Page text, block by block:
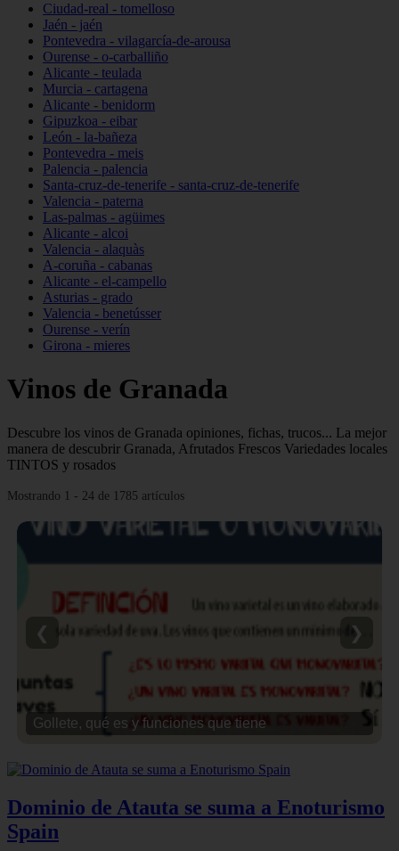
Ciudad-real - tomelloso
Jaén - jaén
Pontevedra - vilagarcía-de-arousa
Ourense - o-carballiño
Alicante - teulada
Murcia - cartagena
Alicante - benidorm
Gipuzkoa - eibar
León - la-bañeza
Pontevedra - meis
Palencia - palencia
Santa-cruz-de-tenerife - santa-cruz-de-tenerife
Valencia - paterna
Las-palmas - agüimes
Alicante - alcoi
Valencia - alaquàs
A-coruña - cabanas
Alicante - el-campello
Asturias - grado
Valencia - benetússer
Ourense - verín
Girona - mieres
Vinos de Granada
Descubre los vinos de Granada opiniones, fichas, trucos... La mejor
manera de descubrir Granada, Afrutados Frescos Variedades locales
TINTOS y rosados
Mostrando 1 - 24 de 1785 artículos
Gollete, qué es y funciones que tiene
❮ ❯
Dominio de Atauta se suma a Enoturismo
Spain